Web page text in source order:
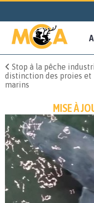
Stop à la pêche
distinction des proies et
marins
MISE À